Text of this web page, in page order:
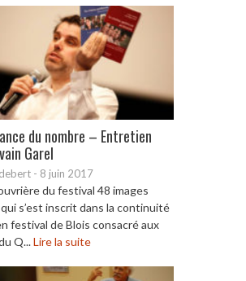
du nombre – Entretien
Garel
- 8 juin 2017
du festival 48 images
s’est inscrit dans la continuité
festival de Blois consacré aux
Q...Lire la suite